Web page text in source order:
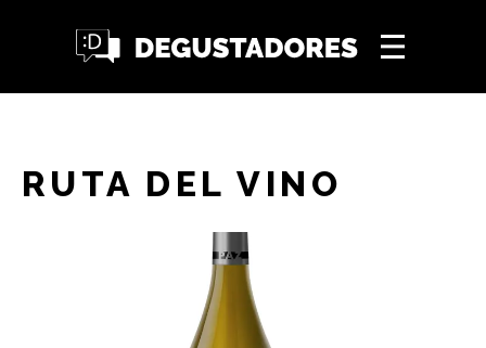
RUTA DEL VINO